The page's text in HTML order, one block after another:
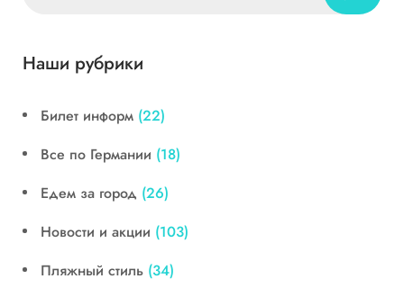
Наши рубрики
Билет информ (22)
Все по Германии (18)
Едем за город (26)
Новости и акции (103)
Пляжный стиль (34)